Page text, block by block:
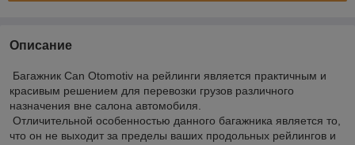
Описание
Багажник Can Otomotiv на рейлинги является практичным и
красивым решением для перевозки грузов различного
назначения вне салона автомобиля.
Отличительной особенностью данного багажника является то,
что он не выходит за пределы ваших продольных рейлингов и